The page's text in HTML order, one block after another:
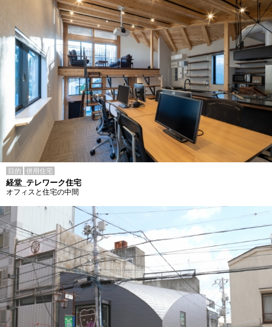
目的 併用住宅
経堂_テレワーク住宅
オフィスと住宅の中間